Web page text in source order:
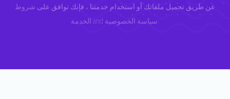
عن طريق تحميل ملفاتك أو استخدام خدمتنا ، فإنك توافق على شروط
الخدمة and سياسة الخصوصية